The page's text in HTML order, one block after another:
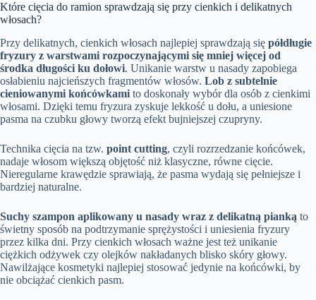
Które cięcia do ramion sprawdzają się przy cienkich i delikatnych
włosach?
Przy delikatnych, cienkich włosach najlepiej sprawdzają się półdługie
fryzury z warstwami rozpoczynającymi się mniej więcej od
środka długości ku dołowi. Unikanie warstw u nasady zapobiega
osłabieniu najcieńszych fragmentów włosów. Lob z subtelnie
cieniowanymi końcówkami to doskonały wybór dla osób z cienkimi
włosami. Dzięki temu fryzura zyskuje lekkość u dołu, a uniesione
pasma na czubku głowy tworzą efekt bujniejszej czupryny.
Technika cięcia na tzw. point cutting, czyli rozrzedzanie końcówek,
nadaje włosom większą objętość niż klasyczne, równe cięcie.
Nieregularne krawędzie sprawiają, że pasma wydają się pełniejsze i
bardziej naturalne.
Suchy szampon aplikowany u nasady wraz z delikatną pianką to
świetny sposób na podtrzymanie sprężystości i uniesienia fryzury
przez kilka dni. Przy cienkich włosach ważne jest też unikanie
ciężkich odżywek czy olejków nakładanych blisko skóry głowy.
Nawilżające kosmetyki najlepiej stosować jedynie na końcówki, by
nie obciążać cienkich pasm.